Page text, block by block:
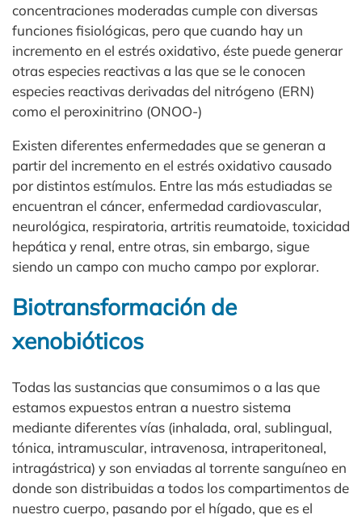
concentraciones moderadas cumple con diversas
funciones fisiológicas, pero que cuando hay un
incremento en el estrés oxidativo, éste puede generar
otras especies reactivas a las que se le conocen
especies reactivas derivadas del nitrógeno (ERN)
como el peroxinitrino (ONOO-)
Existen diferentes enfermedades que se generan a
partir del incremento en el estrés oxidativo causado
por distintos estímulos. Entre las más estudiadas se
encuentran el cáncer, enfermedad cardiovascular,
neurológica, respiratoria, artritis reumatoide, toxicidad
hepática y renal, entre otras, sin embargo, sigue
siendo un campo con mucho campo por explorar.
Biotransformación de
xenobióticos
Todas las sustancias que consumimos o a las que
estamos expuestos entran a nuestro sistema
mediante diferentes vías (inhalada, oral, sublingual,
tónica, intramuscular, intravenosa, intraperitoneal,
intragástrica) y son enviadas al torrente sanguíneo en
donde son distribuidas a todos los compartimentos de
nuestro cuerpo, pasando por el hígado, que es el